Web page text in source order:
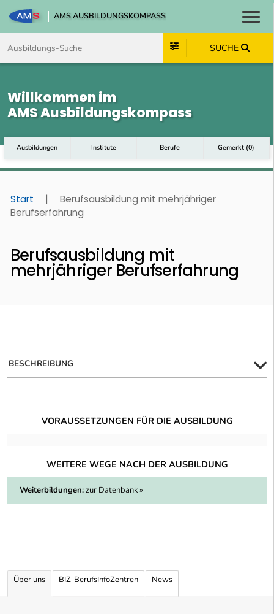
AMS AUSBILDUNGSKOMPASS
SUCHE
Willkommen im
AMS Ausbildungskompass
Ausbildungen Institute Berufe Gemerkt (0)
Start |
Berufsausbildung mit mehrjähriger
Berufserfahrung
Berufsausbildung mit
mehrjähriger Berufserfahrung
BESCHREIBUNG
VORAUSSETZUNGEN FÜR DIE AUSBILDUNG
WEITERE WEGE NACH DER AUSBILDUNG
Weiterbildungen:zur Datenbank »
Über uns BIZ-BerufsInfoZentren News